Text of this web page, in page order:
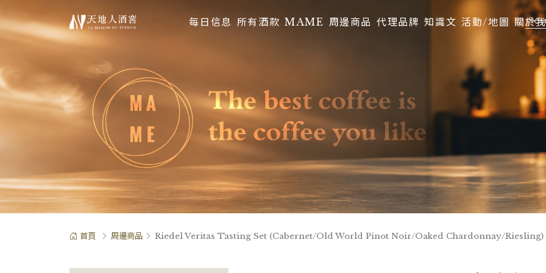
每日信息 所有酒款 MAME 周邊商品 代理品牌 知識文 活動/地圖 關於
首頁 周邊商品 Riedel Veritas Tasting Set (Cabernet/Old World Pinot Noir/Oaked Chardonnay/Riesling)